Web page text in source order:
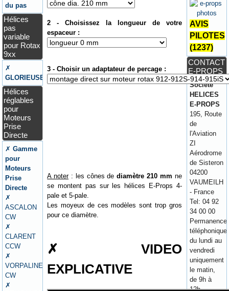
du pas
Hélices
pas
variable
pour Rotax
9xx
✗
GLORIEUSE
Hélices
réglables
pour
Moteurs
Prise
Directe
✗Gamme
pour
Moteurs
Prise
Directe
✗
ASCALON
CW
✗
CLARENT
CCW
✗
VORPALINE
CW
✗
2 - Choisissez la longueur de votre
espaceur :
3 - Choisir un adaptateur de percage :
A noter: les cônes dediamètre 210 mm ne
se montent pas sur les hélices E-Props 4-
pale et 5-pale.
Les moyeux de ces modèles sont trop gros
pour ce diamètre.
✗ VIDEO
EXPLICATIVE
AVIS
PILOTES
(1237)
CONTACT
E-PROPS
Société
HELICES
E-PROPS
195, Route
de
l'Aviation
ZI
Aérodrome
de Sisteron
04200
VAUMEILH
- France
Tel: 04 92
34 00 00
Permanence
téléphonique
du lundi au
vendredi
uniquement
le matin,
de 9h à
12h